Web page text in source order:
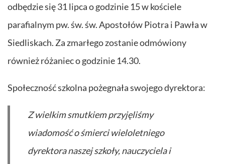
odbędzie się 31 lipca o godzinie 15 w kościele
parafialnym pw. św. św. Apostołów Piotra i Pawła w
Siedliskach. Za zmarłego zostanie odmówiony
również różaniec o godzinie 14.30.
Społeczność szkolna pożegnała swojego dyrektora:
Z wielkim smutkiem przyjęliśmy
wiadomość o śmierci wieloletniego
dyrektora naszej szkoły, nauczyciela i